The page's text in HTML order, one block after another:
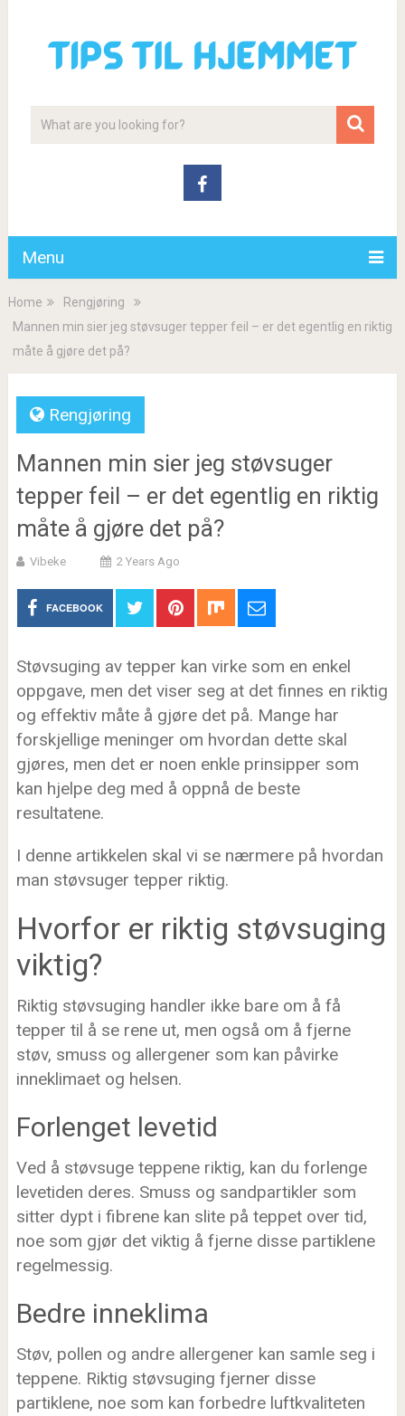
Menu
Home
Rengjøring
Mannen min sier jeg støvsuger tepper feil – er det egentlig en riktig
måte å gjøre det på?
Rengjøring
Mannen min sier jeg støvsuger
tepper feil – er det egentlig en riktig
måte å gjøre det på?
Vibeke 2 Years Ago
FACEBOOK
Støvsuging av tepper kan virke som en enkel
oppgave, men det viser seg at det finnes en riktig
og effektiv måte å gjøre det på. Mange har
forskjellige meninger om hvordan dette skal
gjøres, men det er noen enkle prinsipper som
kan hjelpe deg med å oppnå de beste
resultatene.
I denne artikkelen skal vi se nærmere på hvordan
man støvsuger tepper riktig.
Hvorfor er riktig støvsuging
viktig?
Riktig støvsuging handler ikke bare om å få
tepper til å se rene ut, men også om å fjerne
støv, smuss og allergener som kan påvirke
inneklimaet og helsen.
Forlenget levetid
Ved å støvsuge teppene riktig, kan du forlenge
levetiden deres. Smuss og sandpartikler som
sitter dypt i fibrene kan slite på teppet over tid,
noe som gjør det viktig å fjerne disse partiklene
regelmessig.
Bedre inneklima
Støv, pollen og andre allergener kan samle seg i
teppene. Riktig støvsuging fjerner disse
partiklene, noe som kan forbedre luftkvaliteten